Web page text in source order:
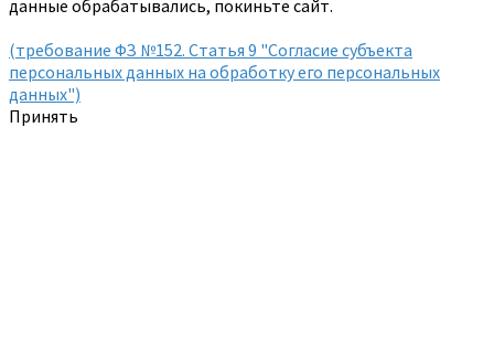
данные обрабатывались, покиньте сайт.
(требование ФЗ №152. Статья 9 "Согласие субъекта
персональных данных на обработку его персональных
данных")
Принять